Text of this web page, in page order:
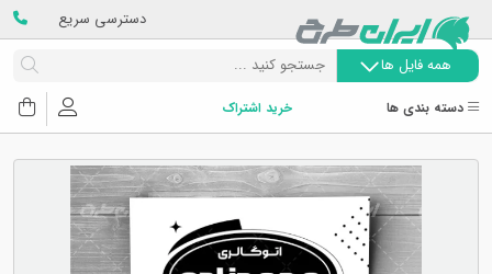
دسترسی سریع
همه فایل ها
دسته بندی ها خرید اشتراک